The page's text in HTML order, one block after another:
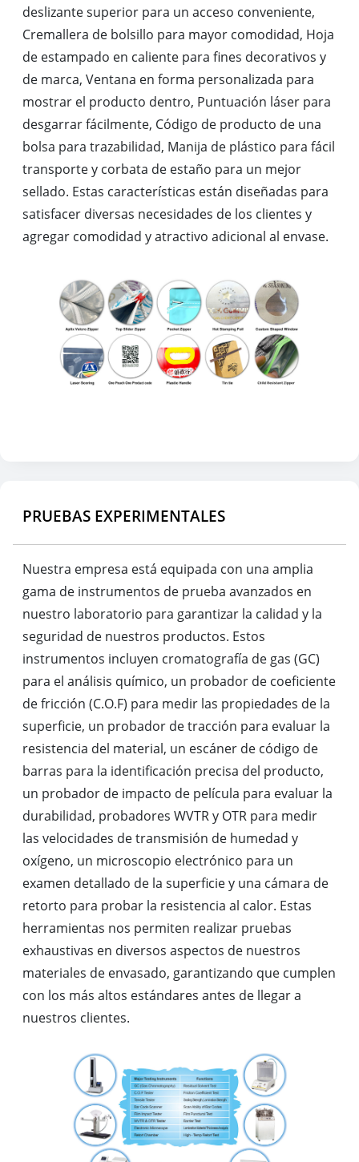
deslizante superior para un acceso conveniente,
Cremallera de bolsillo para mayor comodidad, Hoja
de estampado en caliente para fines decorativos y
de marca, Ventana en forma personalizada para
mostrar el producto dentro, Puntuación láser para
desgarrar fácilmente, Código de producto de una
bolsa para trazabilidad, Manija de plástico para fácil
transporte y corbata de estaño para un mejor
sellado. Estas características están diseñadas para
satisfacer diversas necesidades de los clientes y
agregar comodidad y atractivo adicional al envase.
PRUEBAS EXPERIMENTALES
Nuestra empresa está equipada con una amplia
gama de instrumentos de prueba avanzados en
nuestro laboratorio para garantizar la calidad y la
seguridad de nuestros productos. Estos
instrumentos incluyen cromatografía de gas (GC)
para el análisis químico, un probador de coeficiente
de fricción (C.O.F) para medir las propiedades de la
superficie, un probador de tracción para evaluar la
resistencia del material, un escáner de código de
barras para la identificación precisa del producto,
un probador de impacto de película para evaluar la
durabilidad, probadores WVTR y OTR para medir
las velocidades de transmisión de humedad y
oxígeno, un microscopio electrónico para un
examen detallado de la superficie y una cámara de
retorto para probar la resistencia al calor. Estas
herramientas nos permiten realizar pruebas
exhaustivas en diversos aspectos de nuestros
materiales de envasado, garantizando que cumplen
con los más altos estándares antes de llegar a
nuestros clientes.